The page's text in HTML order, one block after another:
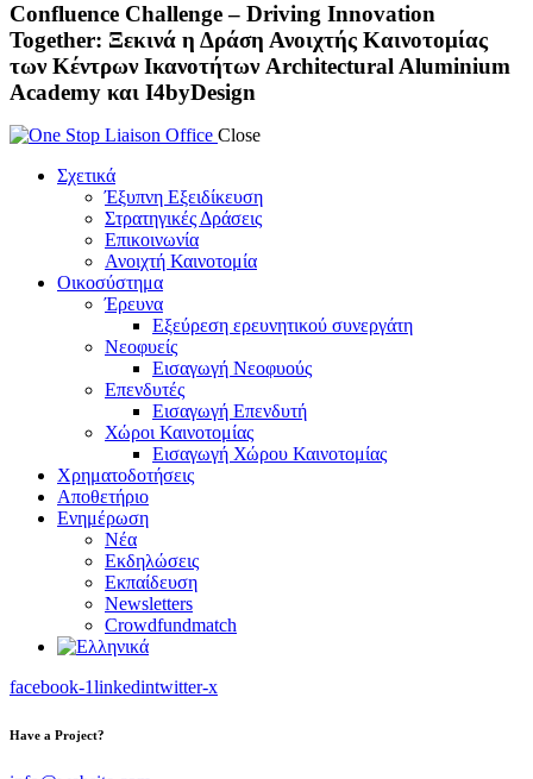
Confluence Challenge – Driving Innovation
Together: Ξεκινά η Δράση Ανοιχτής Καινοτομίας
των Κέντρων Ικανοτήτων Architectural Aluminium
Academy και I4byDesign
Close
Σχετικά
Έξυπνη Εξειδίκευση
Στρατηγικές Δράσεις
Επικοινωνία
Ανοιχτή Καινοτομία
Οικοσύστημα
Έρευνα
Εξεύρεση ερευνητικού συνεργάτη
Νεοφυείς
Εισαγωγή Νεοφυούς
Επενδυτές
Εισαγωγή Επενδυτή
Χώροι Καινοτομίας
Εισαγωγή Χώρου Καινοτομίας
Χρηματοδοτήσεις
Αποθετήριο
Ενημέρωση
Νέα
Εκδηλώσεις
Εκπαίδευση
Newsletters
Crowdfundmatch
facebook-1linkedintwitter-x
Have a Project?